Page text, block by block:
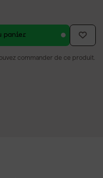
panier
commander de ce produit.